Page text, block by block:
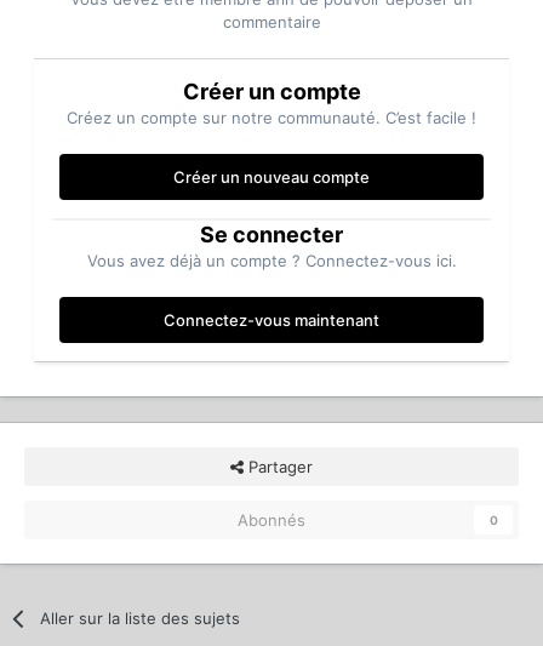
commentaire
Créer un compte
Créez un compte sur notre communauté. C’est facile !
Créer un nouveau compte
Se connecter
Vous avez déjà un compte ? Connectez-vous ici.
Connectez-vous maintenant
Partager
Abonnés 0
Aller sur la liste des sujets